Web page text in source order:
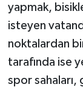
yapmak,
isteyen
noktalardan
tarafında ise
spor sahaları,